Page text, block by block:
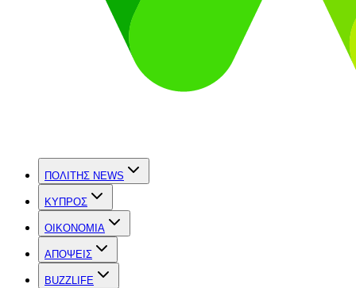
ΠΟΛΙΤΗΣ NEWS
ΚΥΠΡΟΣ
OIKONOMIA
ΑΠΟΨΕΙΣ
BUZZLIFE